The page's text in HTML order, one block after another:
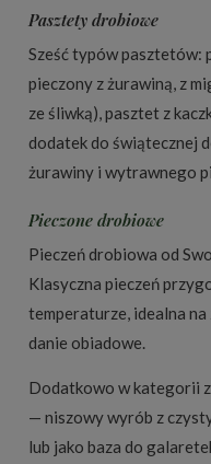
Pasztety drobiowe
Sześć typów pasztetów:
pieczony z żurawiną, z
ze śliwką), pasztet z
dodatek do świątecznej
żurawiny i wytrawnego
Pieczone drobiowe
Pieczeń drobiowa od
Klasyczna pieczeń
temperaturze, idealna na
danie obiadowe.
Dodatkowo w kategorii
— niszowy wyrób z
lub jako baza do